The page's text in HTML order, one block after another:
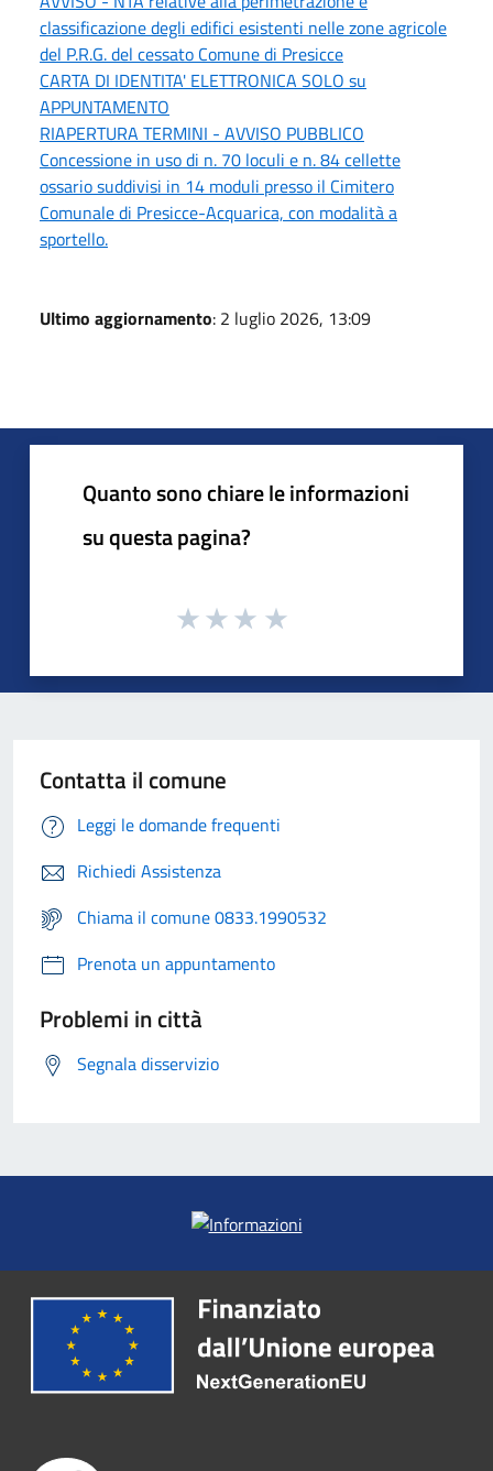
classificazione degli edifici esistenti nelle zone agricole
del P.R.G. del cessato Comune di Presicce
CARTA DI IDENTITA' ELETTRONICA SOLO su
APPUNTAMENTO
RIAPERTURA TERMINI - AVVISO PUBBLICO
Concessione in uso di n. 70 loculi e n. 84 cellette
ossario suddivisi in 14 moduli presso il Cimitero
Comunale di Presicce-Acquarica, con modalità a
sportello.
Ultimo aggiornamento: 2 luglio 2026, 13:09
Quanto sono chiare le informazioni
su questa pagina?
Contatta il comune
Leggi le domande frequenti
Richiedi Assistenza
Chiama il comune 0833.1990532
Prenota un appuntamento
Problemi in città
Segnala disservizio